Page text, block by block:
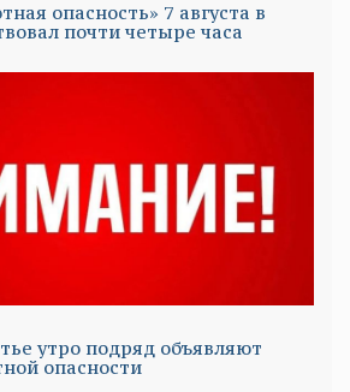
опасность» 7 августа в
почти четыре часа
утро подряд объявляют
опасности